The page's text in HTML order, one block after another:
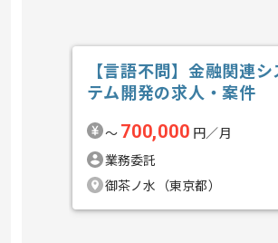
【言語不問】金融関連シ
テム開発の求人・案件
〜 700,000 円／月
業務委託
御茶ノ水（東京都）